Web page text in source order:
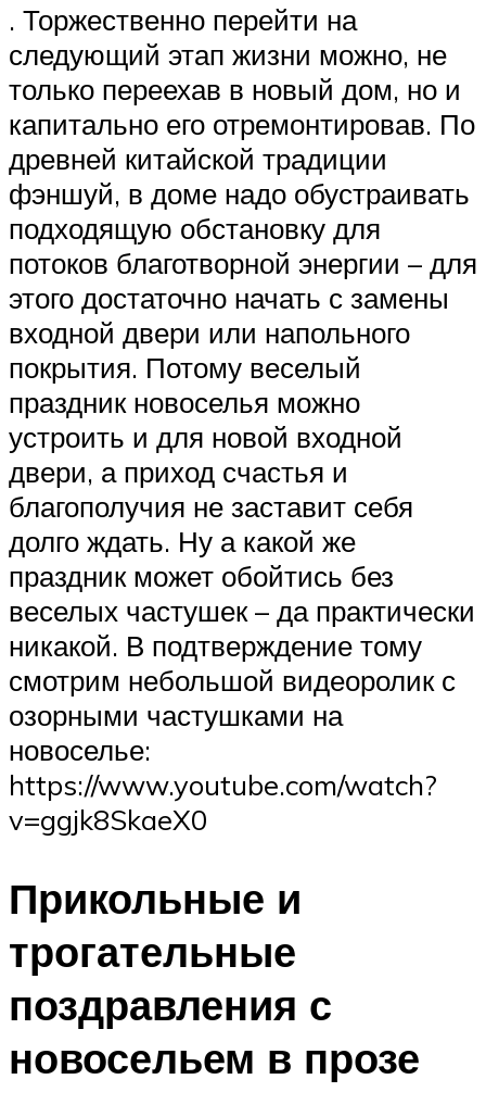
. Торжественно перейти на
следующий этап жизни можно, не
только переехав в новый дом, но и
капитально его отремонтировав. По
древней китайской традиции
фэншуй, в доме надо обустраивать
подходящую обстановку для
потоков благотворной энергии – для
этого достаточно начать с замены
входной двери или напольного
покрытия. Потому веселый
праздник новоселья можно
устроить и для новой входной
двери, а приход счастья и
благополучия не заставит себя
долго ждать. Ну а какой же
праздник может обойтись без
веселых частушек – да практически
никакой. В подтверждение тому
смотрим небольшой видеоролик с
озорными частушками на
новоселье:
https://www.youtube.com/watch?
v=ggjk8SkaeX0
Прикольные и
трогательные
поздравления с
новосельем в прозе